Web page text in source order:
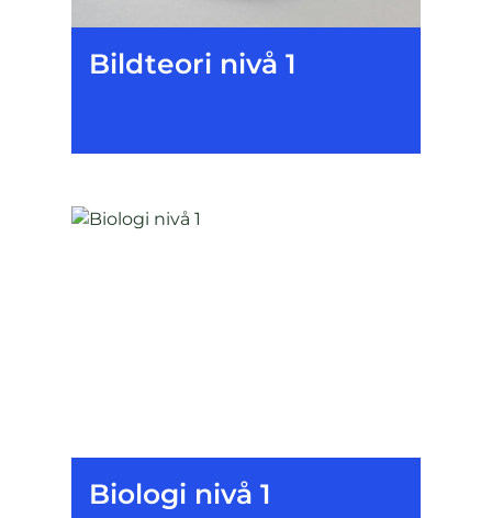
Bildteori nivå 1
Biologi nivå 1